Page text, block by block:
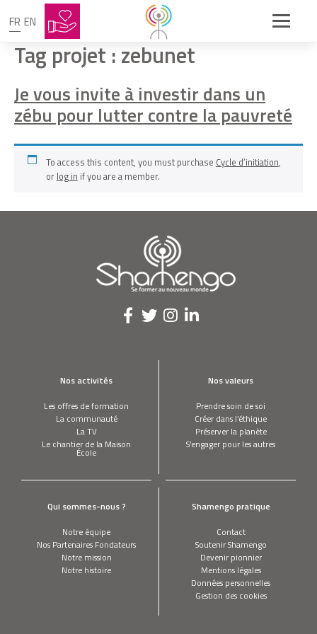
FR EN
Tag projet :zebunet
Je vous invite à investir dans un
zébu pour lutter contre la pauvreté
To access this content, you must purchase Cycle d’initiation,
or log in if you are a member.
Nos activités
Les offres de formation
La communauté
La TV
Le chantier de la Maison
École
Nos valeurs
Prendre soin de soi
Créer dans l’éthique
Préserver la planète
S’engager pour les autres
Qui sommes-nous ?
Notre équipe
Nos Partenaires Fondateurs
Notre mission
Notre histoire
Shamengo pratique
Contact
Soutenir Shamengo
Devenir pionnier
Mentions légales
Données personnelles
Gestion des cookies